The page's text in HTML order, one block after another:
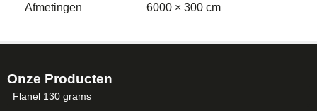
Afmetingen 6000 × 300 cm
Onze Producten
Flanel 130 grams